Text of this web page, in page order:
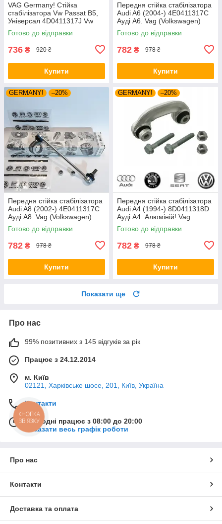
VAG Germany! Стійка
стабілізатора Vw Passat B5,
Універсал 4D0411317J Vw
Пасат Б5. З пальцями.
Передня.
Готово до відправки
736 ₴ 920 ₴
Купити
Передня стійка стабілізатора
Audi A6 (2004-) 4E0411317C
Ауді А6. Vag (Volkswagen)
Готово до відправки
782 ₴ 978 ₴
Купити
GERMANY! –20%
Передня стійка стабілізатора
Audi A8 (2002-) 4E0411317C
Ауді А8. Vag (Volkswagen)
Готово до відправки
782 ₴ 978 ₴
Купити
GERMANY! –20%
Передня стійка стабілізатора
Audi A4 (1994-) 8D0411318D
Ауді А4. Алюміній! Vag
(Volkswagen)
Готово до відправки
782 ₴ 978 ₴
Купити
Показати ще
Про нас
99% позитивних з 145 відгуків за рік
Працює з 24.12.2014
м. Київ
02121, Харківське шосе, 201, Київ, Україна
Контакти
Сьогодні працює з 08:00 до 20:00
Показати весь графік роботи
Про нас
Контакти
Доставка та оплата
КНОПКА
ЗВ'ЯЗКУ